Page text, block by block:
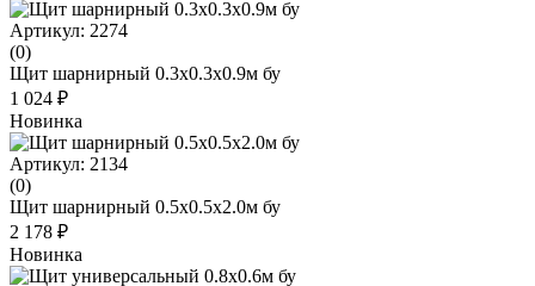
Артикул: 2274
(0)
Щит шарнирный 0.3x0.3x0.9м бу
1 024 ₽
Новинка
Артикул: 2134
(0)
Щит шарнирный 0.5x0.5x2.0м бу
2 178 ₽
Новинка